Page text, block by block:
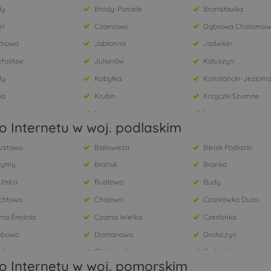
Brody-Parcele Bronisławka
Czarnowo Dąbrowa
Jabłonna Jadwisin
Julianów Kałuszyn
Kobyłka Konstancin-Jeziorna
Krubin Krzyczki Szumne
Legionowo Lorcin
Łomianki
- Reginów Młodzianowo Nowa Wieś
Modlin Nuna Olszewnica Nowa
Poddębie Pogorzelec
Borowe Pruszków Psucin
Skrzeszew Słupno
Stare Orzechowo Topolina
Wilków Polski Wójtostwo
Internetu w woj. podlaskim
Białowieża Bielsk Podlaski
Brańsk Bronka
Budlewo Budy
Chojewo Czarkówka Duża
Średnia Czarna Wielka Czerlonka
Domanowo Drohiczyn
Głęboczek Godzieby
Grudki
Internetu w woj. pomorskim